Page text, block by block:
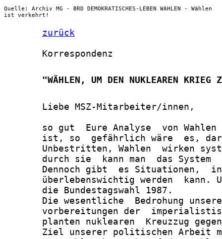
Quelle: Archiv MG - BRD DEMOKRATISCHES-LEBEN WAHLEN - Wählen
ist verkehrt!
zurück
       Korrespondenz
"WÄHLEN, UM DEN NUKLEAREN KRIEG